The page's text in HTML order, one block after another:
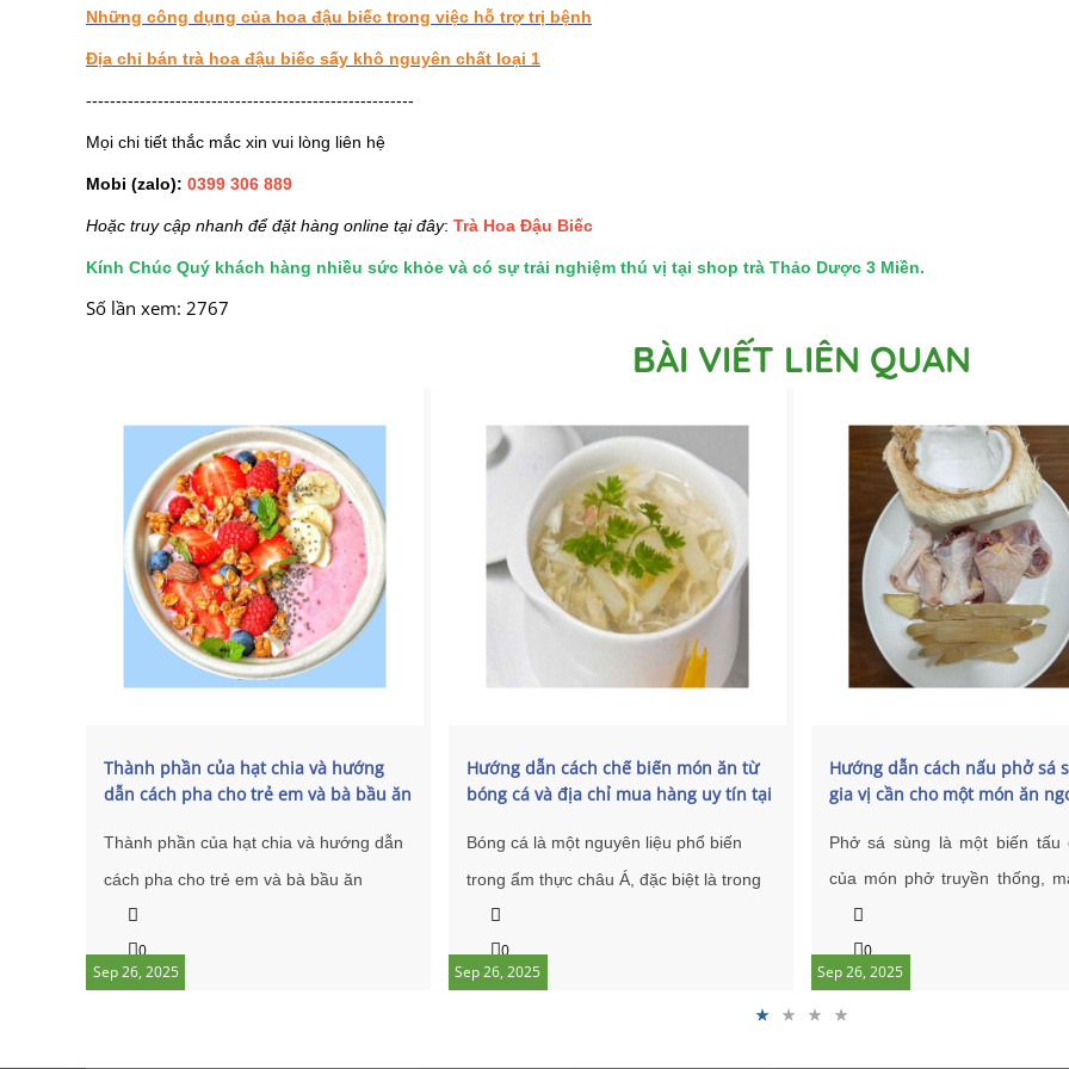
Những công dụng của hoa đậu biếc trong việc hỗ trợ trị bệnh
Địa chỉ bán trà hoa đậu biếc sấy khô nguyên chất loại 1
-------------------------------------------------------
Mọi chi tiết thắc mắc xin vui lòng liên hệ
Mobi (zalo): 0399 306 889
Hoặc truy cập nhanh để đặt hàng online tại đây: Trà Hoa Đậu Biếc
Kính Chúc Quý khách hàng nhiều sức khỏe và có sự trải nghiệm thú vị tại shop trà Thảo Dược 3 Miền.
Số lần xem: 2767
BÀI VIẾT LIÊN QUAN
Sep 26, 2025
Thành phần của hạt chia và hướng
dẫn cách pha cho trẻ em và bà bầu ăn
Thành phần của hạt chia và hướng dẫn
cách pha cho trẻ em và bà bầu ăn
chống táo bón và điều mà khách hàng
quan tâm tới sức khoẻ nhất là mẹ bầu.
sau đây là một số thông tin chính các
0
Sep 26, 2025
Hướng dẫn cách chế biến món ăn từ
bóng cá và địa chỉ mua hàng uy tín tại
Bóng cá là một nguyên liệu phổ biến
trong ẩm thực châu Á, đặc biệt là trong
các món ăn Trung Quốc, với hương vị
độc đáo và giàu dinh dưỡng. Dưới đây
là một cách chế biến món
0
Sep 26, 2025
Hướng dẫn cách nấu phở sá
gia vị cần cho một món ăn
Phở sá sùng là một biến tấu
của món phở truyền thống,
hương vị độc đáo nhờ sự kết
nước dùng đậm đà và vị ngọt
của sá sùng. Dưới đây là
cách nấu phở sá sùng ngon
0